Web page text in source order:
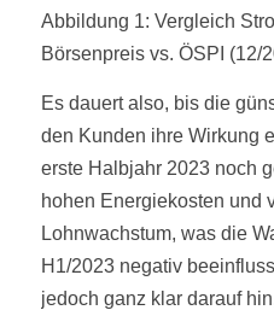
Abbildung 1: Vergleich
Börsenpreis vs. ÖSPI (12/
Es dauert also, bis die
den Kunden ihre Wirkung
erste Halbjahr 2023 noch
hohen Energiekosten und
Lohnwachstum, was die
H1/2023 negativ
jedoch ganz klar darauf